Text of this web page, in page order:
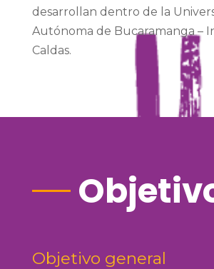
desarrollan dentro de la
Autónoma de Bucaramanga –
Caldas.
Objetivo general